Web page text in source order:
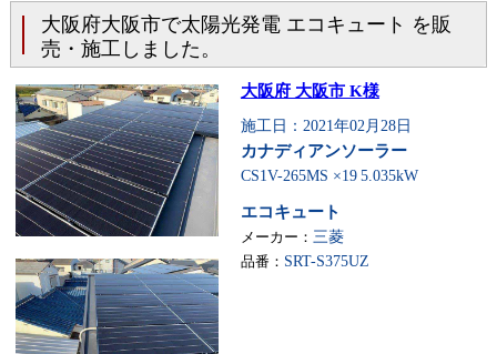
大阪府大阪市で太陽光発電 エコキュート を販
売・施工しました。
大阪府 大阪市 K様
施工日：2021年02月28日
カナディアンソーラー
CS1V-265MS ×19 5.035kW
エコキュート
メーカー： 三菱
品番： SRT-S375UZ